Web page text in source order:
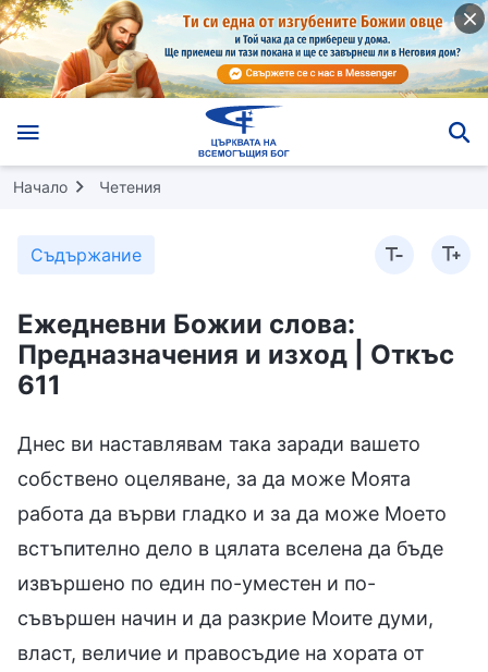
Начало Четения
Съдържание
Ежедневни Божии слова:
Предназначения и изход | Откъс
611
Днес ви наставлявам така заради вашето
собствено оцеляване, за да може Моята
работа да върви гладко и за да може Моето
встъпително дело в цялата вселена да бъде
извършено по един по-уместен и по-
съвършен начин и да разкрие Моите думи,
власт, величие и правосъдие на хората от